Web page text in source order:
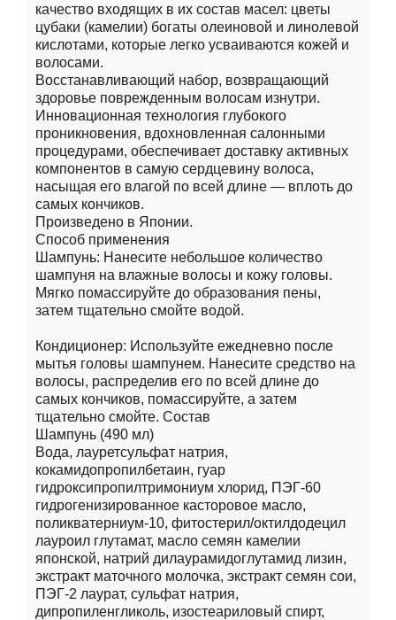
качество входящих в их состав масел: цветы
цубаки (камелии) богаты олеиновой и линолевой
кислотами, которые легко усваиваются кожей и
волосами.
Восстанавливающий набор, возвращающий
здоровье поврежденным волосам изнутри.
Инновационная технология глубокого
проникновения, вдохновленная салонными
процедурами, обеспечивает доставку активных
компонентов в самую сердцевину волоса,
насыщая его влагой по всей длине — вплоть до
самых кончиков.
Произведено в Японии.
Способ применения
Шампунь: Нанесите небольшое количество
шампуня на влажные волосы и кожу головы.
Мягко помассируйте до образования пены,
затем тщательно смойте водой.
Кондиционер: Используйте ежедневно после
мытья головы шампунем. Нанесите средство на
волосы, распределив его по всей длине до
самых кончиков, помассируйте, а затем
тщательно смойте. Состав
Шампунь (490 мл)
Вода, лауретсульфат натрия,
кокамидопропилбетаин, гуар
гидроксипропилтримониум хлорид, ПЭГ-60
гидрогенизированное касторовое масло,
поликватерниум-10, фитостерил/октилдодецил
лауроил глутамат, масло семян камелии
японской, натрий дилаурамидоглутамид лизин,
экстракт маточного молочка, экстракт семян сои,
ПЭГ-2 лаурат, сульфат натрия,
дипропиленгликоль, изостеариловый спирт,